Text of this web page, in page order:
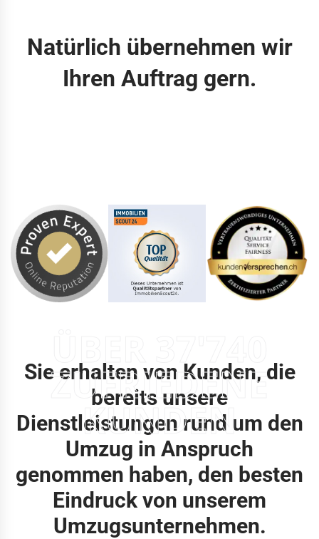
Natürlich übernehmen wir
Ihren Auftrag gern.
ZUFRIEDENE
KUNDEN
Sie erhalten von Kunden, die
bereits unsere
Dienstleistungen rund um den
Umzug in Anspruch
genommen haben, den besten
Eindruck von unserem
Umzugsunternehmen.